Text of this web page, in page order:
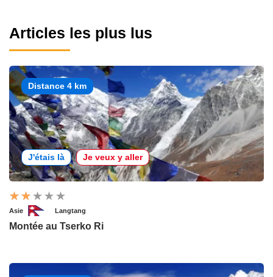
Articles les plus lus
Distance 4 km
J'étais là Je veux y aller
Asie Langtang
Montée au Tserko Ri